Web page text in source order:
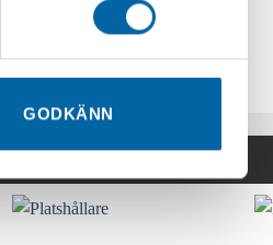
GODKÄNN